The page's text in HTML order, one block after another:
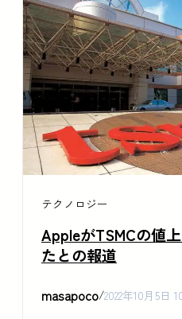
テクノロジー
AppleがTSMCの値
たとの報道
masapoco/2022年10月5日